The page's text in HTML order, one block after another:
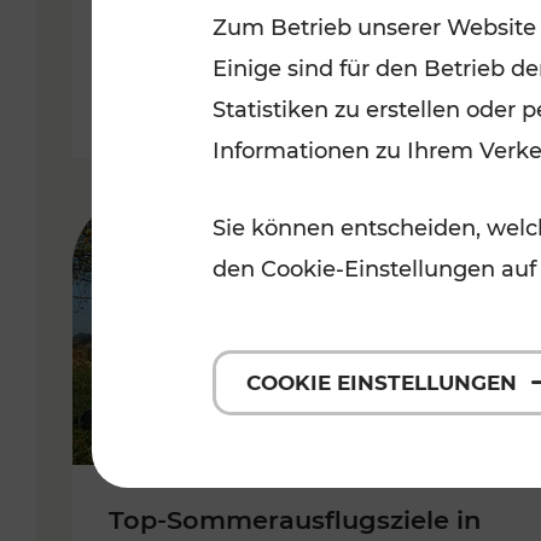
Burgenland
Kategorien: Erholung,
Top-Sommerausflugsziele in
Zum Betrieb unserer
Einige sind für den Betrieb
Statistiken zu erstellen oder
Informationen zu Ihrem
Sie können entscheiden,
den Cookie-Einstellungen
COOKIE EINSTELLUNGEN